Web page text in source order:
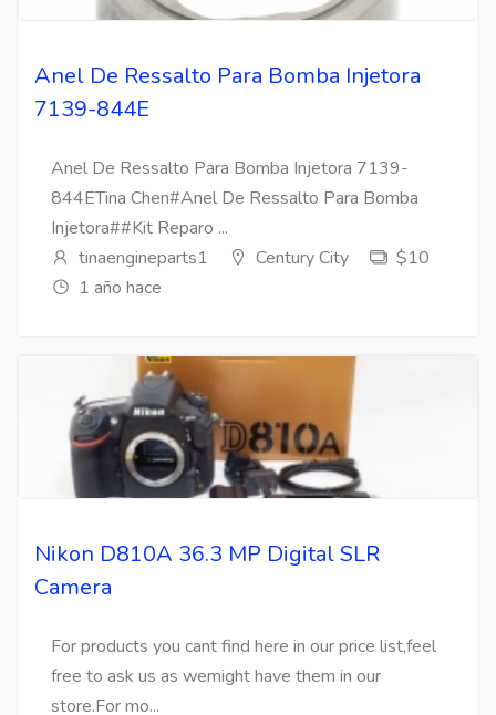
Anel De Ressalto Para Bomba Injetora
7139-844E
Anel De Ressalto Para Bomba Injetora 7139-
844ETina Chen#Anel De Ressalto Para Bomba
Injetora##Kit Reparo ...
tinaengineparts1
Century City
$10
1 año hace
Nikon D810A 36.3 MP Digital SLR
Camera
For products you cant find here in our price list,feel
free to ask us as wemight have them in our
store.For mo...